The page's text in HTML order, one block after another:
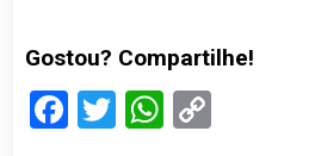
Gostou? Compartilhe!
Facebook
TwitterWhatsApp